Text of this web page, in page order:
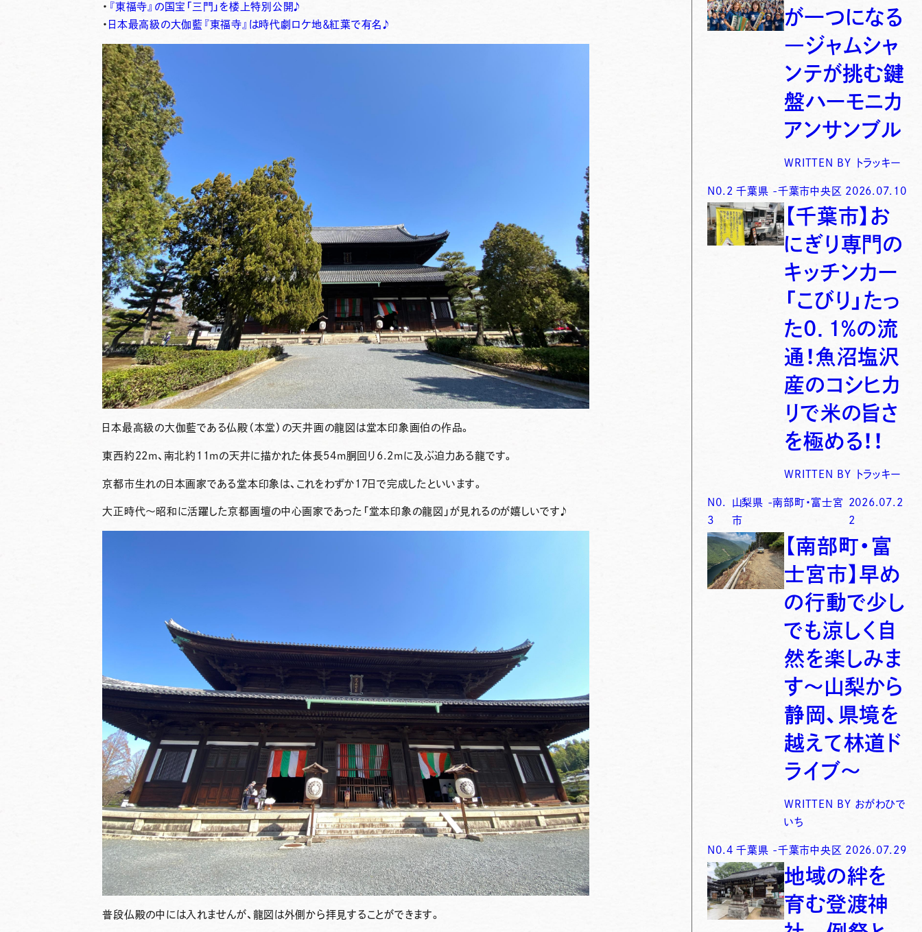
・ 『東福寺』の国宝「三門」を楼上特別公開♪
・ 日本最高級の大伽藍『東福寺』は時代劇ロケ地＆紅葉で有名♪
日本最高級の大伽藍である仏殿（本堂）の天井画の龍図は堂本印象画伯の作品。
東西約22m、南北約11mの天井に描かれた体長54m胴回り6.2mに及ぶ迫力ある龍です。
京都市生れの日本画家である 堂本印象 は、これをわずか17日で完成したといいます。
大正時代〜昭和に活躍した京都画壇の中心画家であった「堂本印象の龍図」が見れるのが嬉しいです♪
普段仏殿の中には入れませんが、龍図は外側から拝見することができます。
が一つになる
―ジャムシャ
ンテが挑む鍵
盤ハーモニカ
アンサンブル
WRITTEN BY トラッキー
N0. 2 千葉県 -千葉市中央区 2026.07.10
【千葉市】お
にぎり専門の
キッチンカー
「こびり」たっ
た0．1％の流
通！魚沼塩沢
産のコシヒカ
リで米の旨さ
を極める！！
WRITTEN BY トラッキー
N0.
3
山梨県 -南部町・富士宮
市
2026.07.2
2
【南部町・富
士宮市】早め
の行動で少し
でも涼しく自
然を楽しみま
す〜山梨から
静岡、県境を
越えて林道ド
ライブ〜
WRITTEN BY おがわひで
いち
N0. 4 千葉県 -千葉市中央区 2026.07.29
地域の絆を
育む登渡神